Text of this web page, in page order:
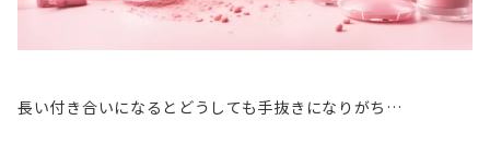
長い付き合いになるとどうしても手抜きになりがち…